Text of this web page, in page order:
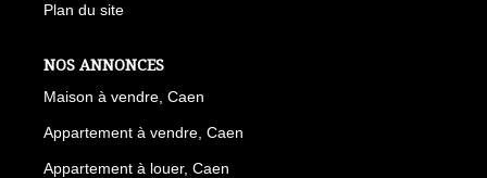
Plan du site
NOS ANNONCES
Maison à vendre, Caen
Appartement à vendre, Caen
Appartement à louer, Caen